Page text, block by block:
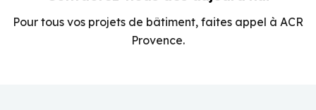
Pour tous vos projets de bâtiment, faites appel à ACR
Provence.